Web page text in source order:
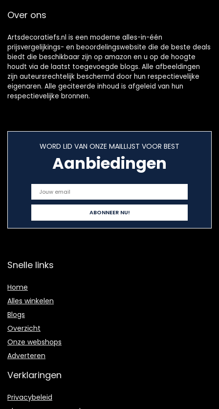
Over ons
Artsdecoratiefs.nl is een moderne alles-in-één
prijsvergelijkings- en beoordelingswebsite die de beste deals
biedt die beschikbaar zijn op amazon en u op de hoogte
houdt via de laatst toegevoegde blogs. Alle afbeeldingen
zijn auteursrechtelijk beschermd door hun respectievelijke
eigenaren. Alle geciteerde inhoud is afgeleid van hun
respectievelijke bronnen.
WORD LID VAN ONZE MAILLIJST VOOR BEST
Aanbiedingen
Snelle links
Home
Alles winkelen
Blogs
Overzicht
Onze webshops
Adverteren
Verklaringen
Privacybeleid